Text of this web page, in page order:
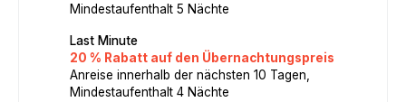
Mindestaufenthalt 5 Nächte
Last Minute
20 % Rabatt auf den Übernachtungspreis
Anreise innerhalb der nächsten 10 Tagen,
Mindestaufenthalt 4 Nächte